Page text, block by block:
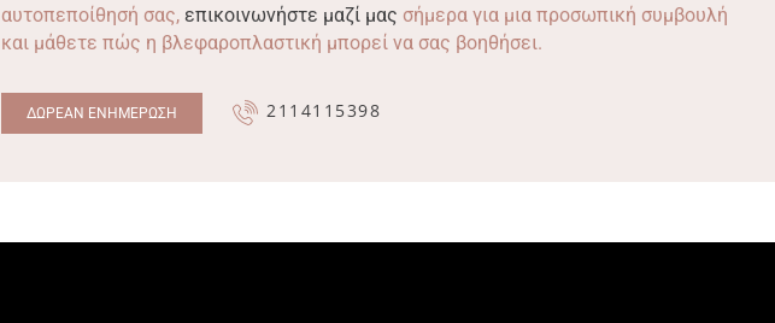
αυτοπεποίθησή σας, επικοινωνήστε μαζί μας σήμερα για μια προσωπική συμβουλή
και μάθετε πώς η βλεφαροπλαστική μπορεί να σας βοηθήσει.
ΔΩΡΕΑΝ ΕΝΗΜΕΡΩΣΗ 2114115398